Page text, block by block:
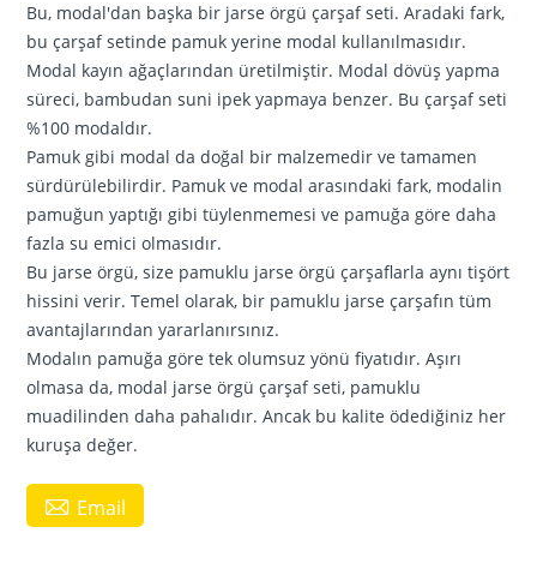
Bu, modal'dan başka bir jarse örgü çarşaf seti. Aradaki fark,
bu çarşaf setinde pamuk yerine modal kullanılmasıdır.
Modal kayın ağaçlarından üretilmiştir. Modal dövüş yapma
süreci, bambudan suni ipek yapmaya benzer. Bu çarşaf seti
%100 modaldır.
Pamuk gibi modal da doğal bir malzemedir ve tamamen
sürdürülebilirdir. Pamuk ve modal arasındaki fark, modalin
pamuğun yaptığı gibi tüylenmemesi ve pamuğa göre daha
fazla su emici olmasıdır.
Bu jarse örgü, size pamuklu jarse örgü çarşaflarla aynı tişört
hissini verir. Temel olarak, bir pamuklu jarse çarşafın tüm
avantajlarından yararlanırsınız.
Modalın pamuğa göre tek olumsuz yönü fiyatıdır. Aşırı
olmasa da, modal jarse örgü çarşaf seti, pamuklu
muadilinden daha pahalıdır. Ancak bu kalite ödediğiniz her
kuruşa değer.
 Email